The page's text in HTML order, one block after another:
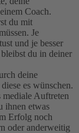
Coach.
du mit
Je
und je besser
du in deiner
deine
es wünschen.
Auftreten
ihnen etwas
Erfolg noch
oder anderweitig